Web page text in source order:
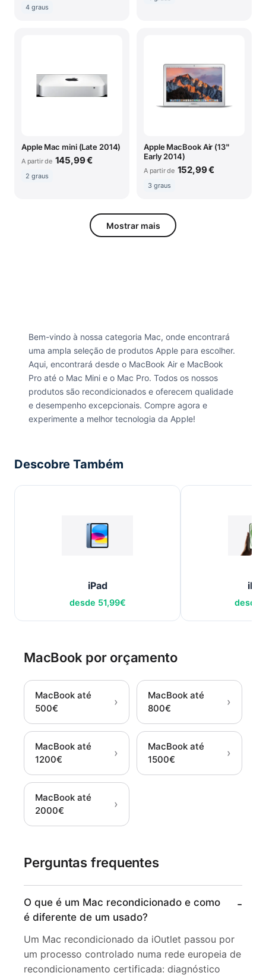
4 graus
Apple Mac mini (Late 2014)
A partir de 145,99 €
2 graus
Apple MacBook Air (13"
Early 2014)
A partir de 152,99 €
3 graus
Mostrar mais
Bem-vindo à nossa categoria Mac, onde encontrará
uma ampla seleção de produtos Apple para escolher.
Aqui, encontrará desde o MacBook Air e MacBook
Pro até o Mac Mini e o Mac Pro. Todos os nossos
produtos são recondicionados e oferecem qualidade
e desempenho excepcionais. Compre agora e
experimente a melhor tecnologia da Apple!
Descobre Também
iPad
desde 51,99€ desde
MacBook por orçamento
MacBook até
500€
›
MacBook até
800€
›
MacBook até
1200€
›
MacBook até
1500€
›
MacBook até
2000€
›
Perguntas frequentes
O que é um Mac recondicionado e como
é diferente de um usado?
Um Mac recondicionado da iOutlet passou por
um processo controlado numa rede europeia de
recondicionamento certificada: diagnóstico